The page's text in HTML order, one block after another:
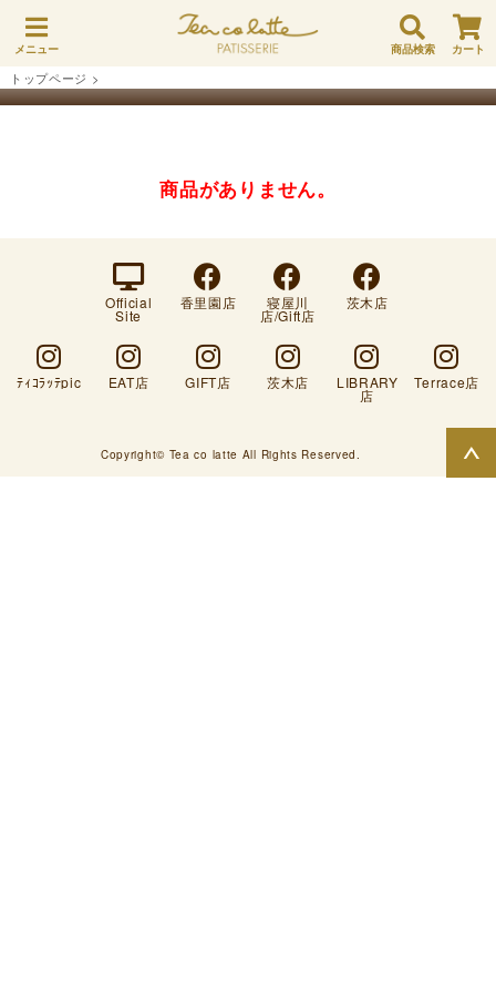
メニュー 商品検索 カート
トップページ >
商品がありません。
Official
Site
香里園店 寝屋川
店/Gift店
茨木店
ﾃｨｺﾗｯﾃpic EAT店 GIFT店 茨木店 LIBRARY
店
Terrace店
Copyright© Tea co latte All Rights Reserved.